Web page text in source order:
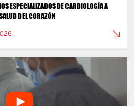
ESPECIALIZADOS DE CARDIOLOGÍA A
DEL CORAZÓN